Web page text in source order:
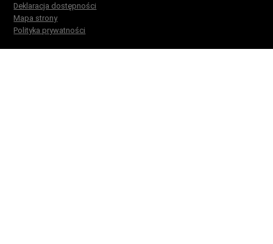
Deklaracja dostępności
Mapa strony
Polityka prywatności